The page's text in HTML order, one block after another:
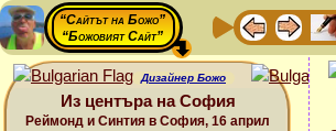
“Сайтът на Божо”
“Божовият Сайт”
Дизайнер Божо
Из центъра на София
Реймонд и Синтия в София, 16 април